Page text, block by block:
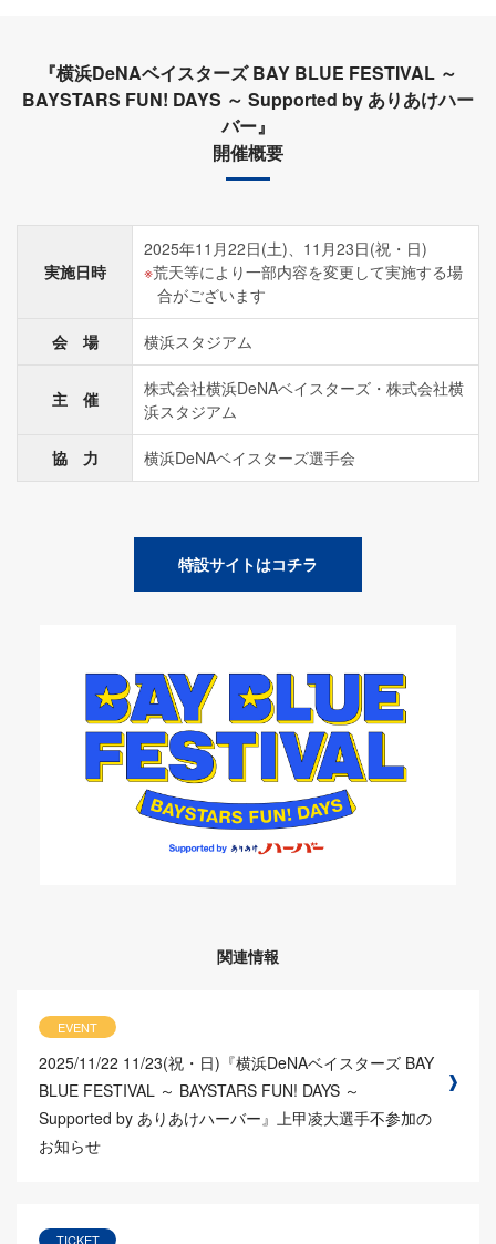
『横浜DeNAベイスターズ BAY BLUE FESTIVAL ～
BAYSTARS FUN! DAYS ～ Supported by ありあけハー
バー』
開催概要
実施日時
2025年11月22日(土)、11月23日(祝・日)
荒天等により一部内容を変更して実施する場
合がございます
会 場 横浜スタジアム
主 催
株式会社横浜DeNAベイスターズ・株式会社横
浜スタジアム
協 力 横浜DeNAベイスターズ選手会
特設サイトはコチラ
関連情報
EVENT
2025/11/22 11/23(祝・日)『横浜DeNAベイスターズ BAY
BLUE FESTIVAL ～ BAYSTARS FUN! DAYS ～
Supported by ありあけハーバー』上甲凌大選手不参加の
お知らせ
TICKET